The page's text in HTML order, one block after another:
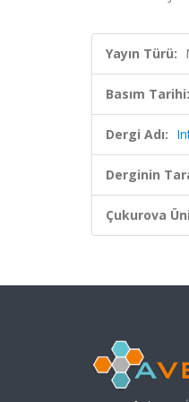
Yayın Türü:
Basım Tarihi:
Dergi Adı:
Derginin
Çukurova